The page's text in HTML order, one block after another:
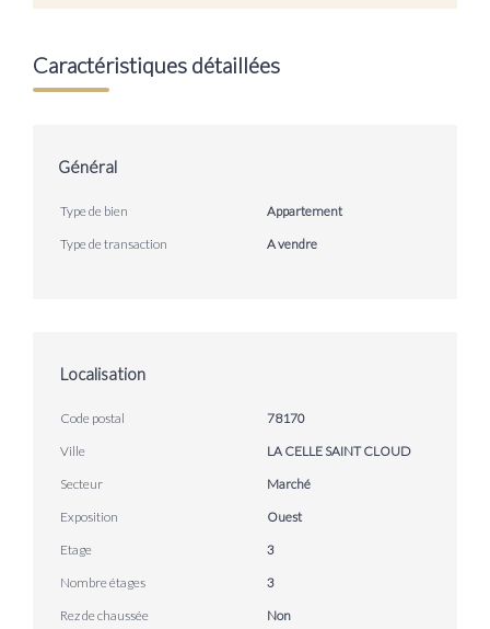
Caractéristiques détaillées
Général
Type de bien
Appartement
Type de transaction
A vendre
Localisation
Code postal
78170
Ville
LA CELLE SAINT CLOUD
Secteur
Marché
Exposition
Ouest
Etage
3
Nombre étages
3
Rez de chaussée
Non